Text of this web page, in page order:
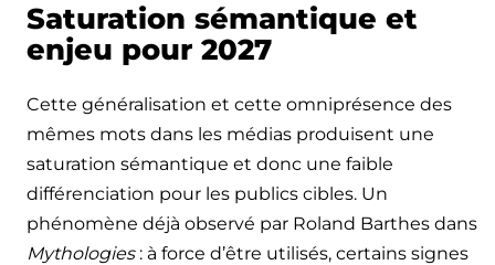
Saturation sémantique et
enjeu pour 2027
Cette généralisation et cette omniprésence des
mêmes mots dans les médias produisent une
saturation sémantique et donc une faible
différenciation pour les publics cibles. Un
phénomène déjà observé par Roland Barthes dans
Mythologies: à force d’être utilisés, certains signes